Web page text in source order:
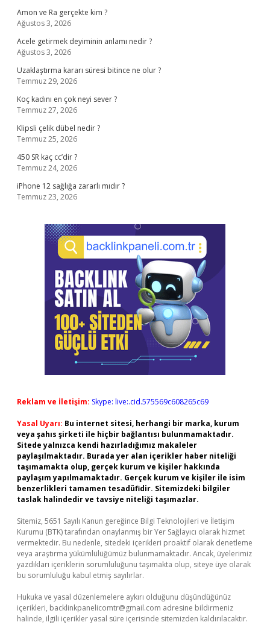
Amon ve Ra gerçekte kim ?
Ağustos 3, 2026
Acele getirmek deyiminin anlamı nedir ?
Ağustos 3, 2026
Uzaklaştırma kararı süresi bitince ne olur ?
Temmuz 29, 2026
Koç kadını en çok neyi sever ?
Temmuz 27, 2026
Klipsli çelik dübel nedir ?
Temmuz 25, 2026
450 SR kaç cc’dir ?
Temmuz 24, 2026
iPhone 12 sağlığa zararlı mıdır ?
Temmuz 23, 2026
Reklam ve İletişim: Skype: live:.cid.575569c608265c69
Yasal Uyarı: Bu internet sitesi, herhangi bir marka, kurum
veya şahıs şirketi ile hiçbir bağlantısı bulunmamaktadır.
Sitede yalnızca kendi hazırladığımız makaleler
paylaşılmaktadır. Burada yer alan içerikler haber niteliği
taşımamakta olup, gerçek kurum ve kişiler hakkında
paylaşım yapılmamaktadır. Gerçek kurum ve kişiler ile isim
benzerlikleri tamamen tesadüfidir. Sitemizdeki bilgiler
taslak halindedir ve tavsiye niteliği taşımazlar.
Sitemiz, 5651 Sayılı Kanun gereğince Bilgi Teknolojileri ve İletişim
Kurumu (BTK) tarafından onaylanmış bir Yer Sağlayıcı olarak hizmet
vermektedir. Bu nedenle, sitedeki içerikleri proaktif olarak denetleme
veya araştırma yükümlülüğümüz bulunmamaktadır. Ancak, üyelerimiz
yazdıkları içeriklerin sorumluluğunu taşımakta olup, siteye üye olarak
bu sorumluluğu kabul etmiş sayılırlar.
Hukuka ve yasal düzenlemelere aykırı olduğunu düşündüğünüz
içerikleri, backlinkpanelicomtr@gmail.com adresine bildirmeniz
halinde, ilgili içerikler yasal süre içerisinde sitemizden kaldırılacaktır.